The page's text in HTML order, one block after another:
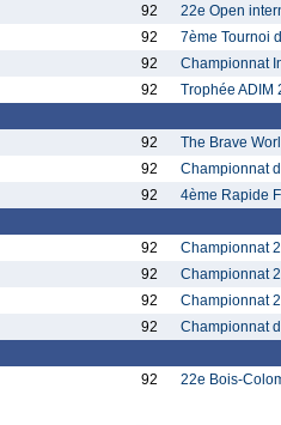
92
22e Open
92
7ème Tournoi
92
Championnat
92 Trophée ADIM
92
The Brave
92
Championnat
92 4ème Rapide
92
Championnat
92
Championnat
92
Championnat
92 Championnat
92 22e Bois-